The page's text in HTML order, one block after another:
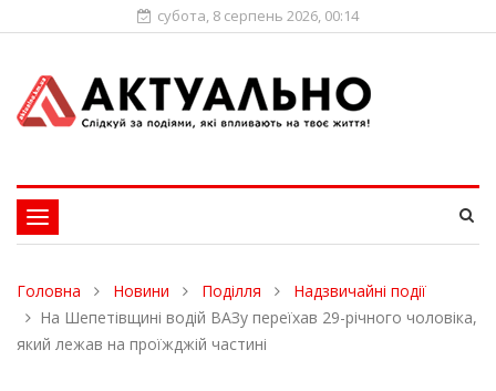
субота, 8 серпень 2026, 00:14
Toggle
navigation
Головна Новини Поділля
Надзвичайні події
На Шепетівщині водій ВАЗу переїхав 29-річного чоловіка,
який лежав на проїжджій частині